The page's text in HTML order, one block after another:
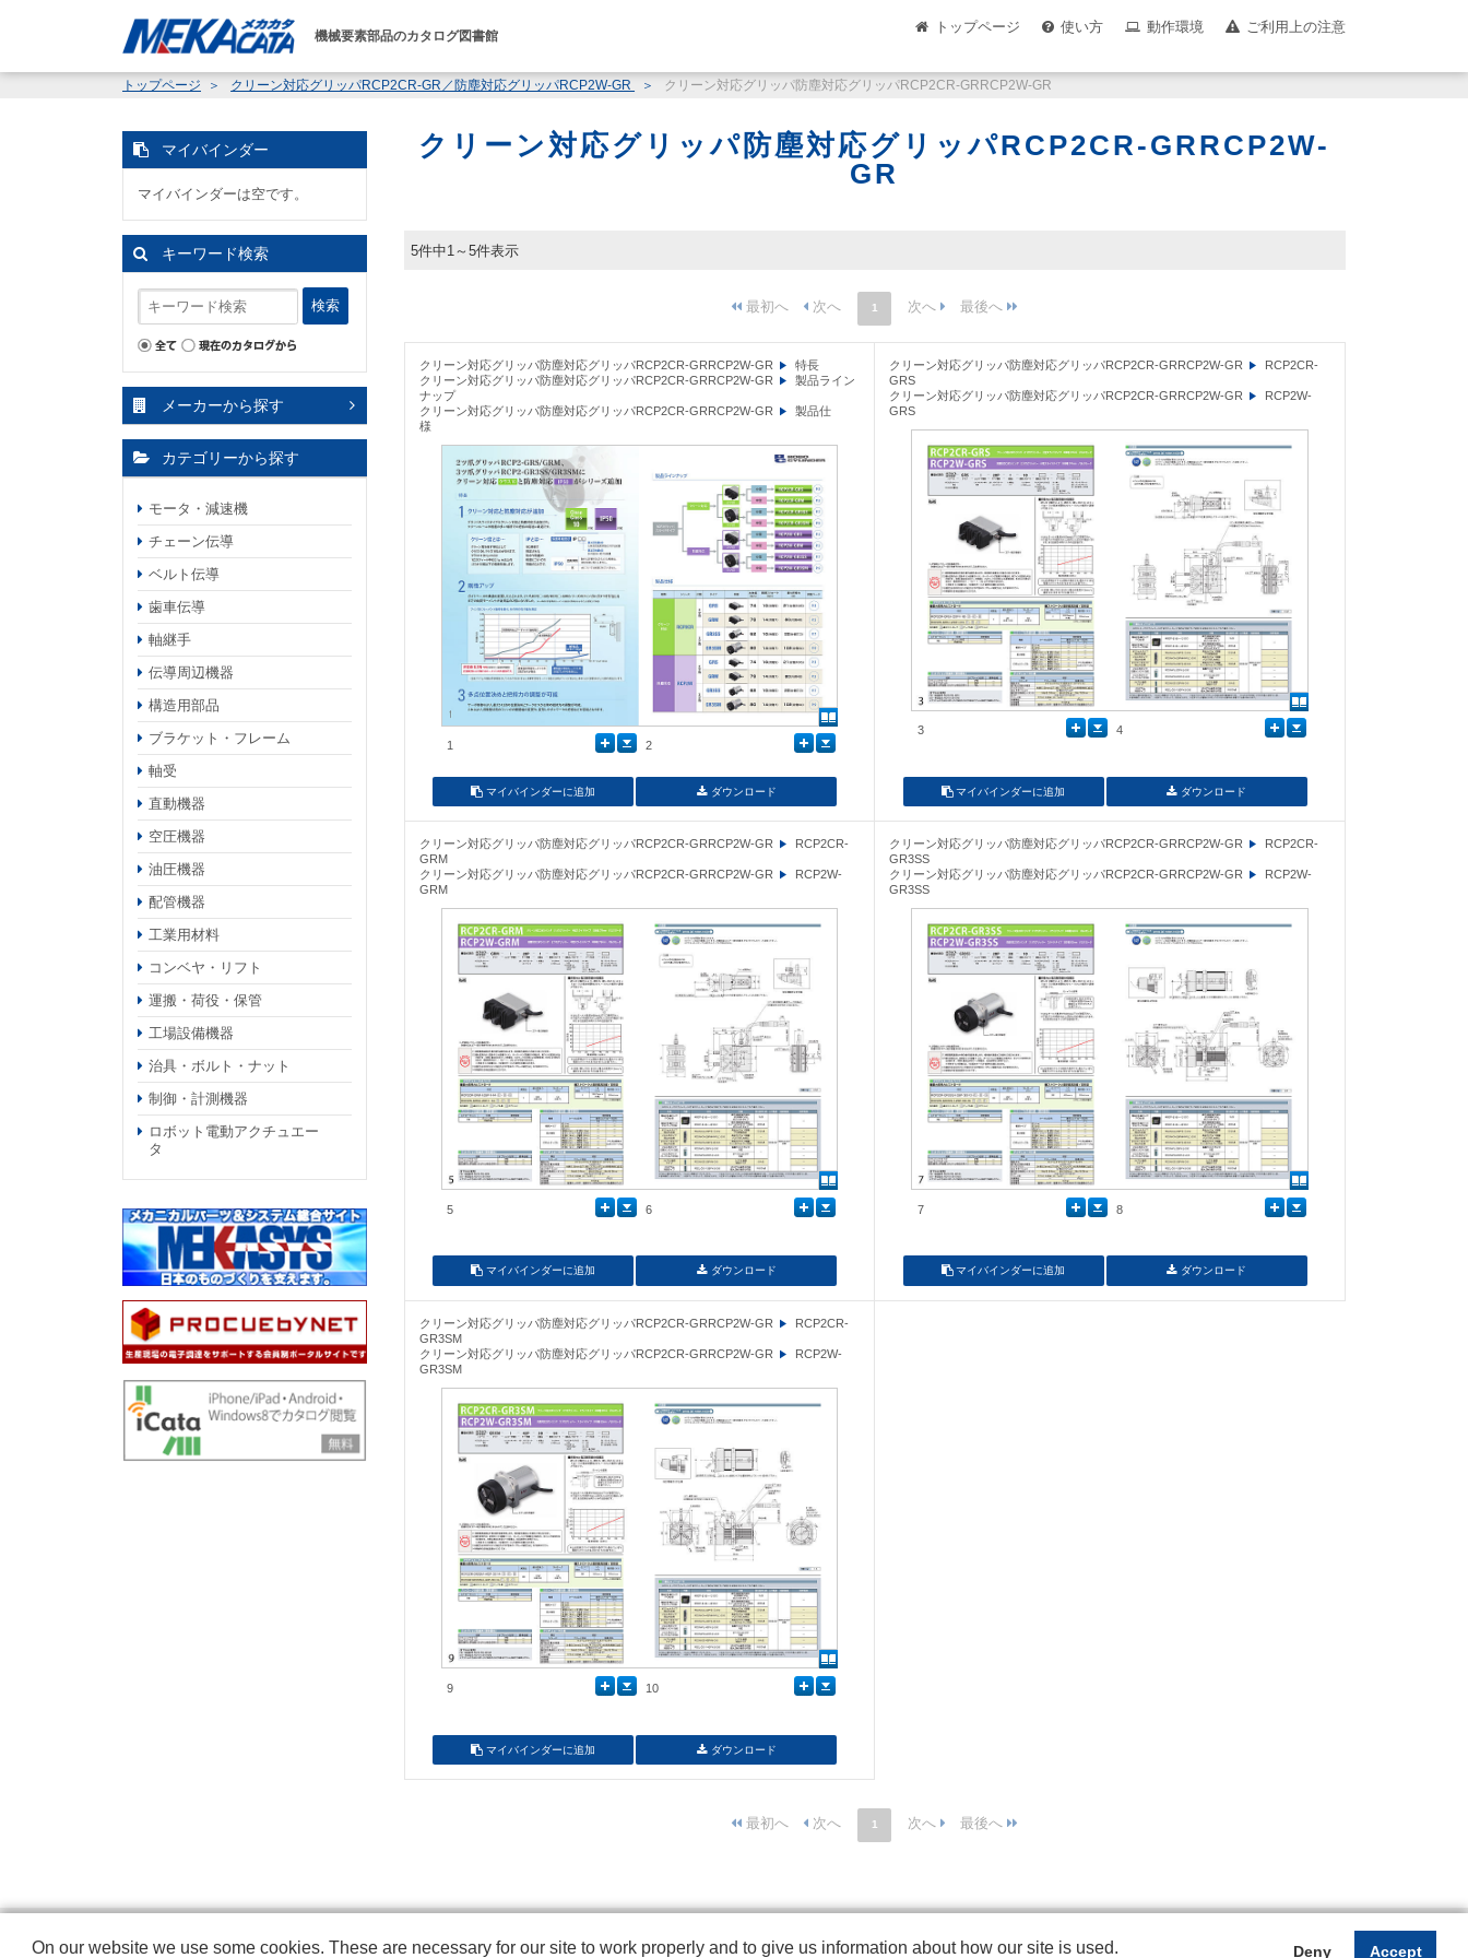
機械要素部品のカタログ図書館
トップページ 使い方 動作環境 ご利用上の注意
トップページ クリーン対応グリッパRCP2CR-GR／防塵対応グリッパRCP2W-GR クリーン対応グリッパ防塵対応グリッパRCP2CR-GRRCP2W-GR
クリーン対応グリッパ防塵対応グリッパRCP2CR-GRRCP2W-
GR
5件中1～5件表示
1
クリーン対応グリッパ防塵対応グリッパRCP2CR-GRRCP2W-GR
特長
クリーン対応グリッパ防塵対応グリッパRCP2CR-GRRCP2W-GR
製品ライン
ナップ
クリーン対応グリッパ防塵対応グリッパRCP2CR-GRRCP2W-GR
製品仕
様
1 2
マイバインダーに追加 ダウンロード
クリーン対応グリッパ防塵対応グリッパRCP2CR-GRRCP2W-GR
RCP2CR-
GRS
クリーン対応グリッパ防塵対応グリッパRCP2CR-GRRCP2W-GR
RCP2W-
GRS
3 4
マイバインダーに追加 ダウンロード
クリーン対応グリッパ防塵対応グリッパRCP2CR-GRRCP2W-GR
RCP2CR-
GRM
クリーン対応グリッパ防塵対応グリッパRCP2CR-GRRCP2W-GR
RCP2W-
GRM
5 6
マイバインダーに追加 ダウンロード
クリーン対応グリッパ防塵対応グリッパRCP2CR-GRRCP2W-GR
RCP2CR-
GR3SS
クリーン対応グリッパ防塵対応グリッパRCP2CR-GRRCP2W-GR
RCP2W-
GR3SS
7 8
マイバインダーに追加 ダウンロード
クリーン対応グリッパ防塵対応グリッパRCP2CR-GRRCP2W-GR
RCP2CR-
GR3SM
クリーン対応グリッパ防塵対応グリッパRCP2CR-GRRCP2W-GR
RCP2W-
GR3SM
9 10
マイバインダーに追加 ダウンロード
1
マイバインダー
マイバインダーは空です。
キーワード検索
検索
メーカーから探す
カテゴリーから探す
モータ・減速機
チェーン伝導
ベルト伝導
歯車伝導
軸継手
伝導周辺機器
構造用部品
ブラケット・フレーム
軸受
直動機器
空圧機器
油圧機器
配管機器
工業用材料
コンベヤ・リフト
運搬・荷役・保管
工場設備機器
治具・ボルト・ナット
制御・計測機器
ロボット電動アクチュエー
タ
Copyright © NICHIDEN Corporation. All rights reserved.
On our website we use some cookies. These are necessary for our site to work properly and to give us information about how our site is used. Deny Accept